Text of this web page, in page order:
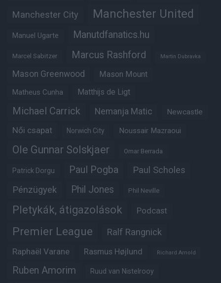
Manchester City Manchester United
Manuel Ugarte Manutdfanatics.hu
Marcel Sabitzer Marcus Rashford Martin Dubravka
Mason Greenwood Mason Mount
Matheus Cunha Matthijs de Ligt
Michael Carrick Nemanja Matic Newcastle
Női csapat Norwich City Noussair Mazraoui
Ole Gunnar Solskjaer Omar Berrada
Patrick Dorgu Paul Pogba Paul Scholes
Pénzügyek Phil Jones Phil Neville
Pletykák, átigazolások Podcast
Premier League Ralf Rangnick
Raphaël Varane Rasmus Højlund Richard Arnold
Ruben Amorim Ruud van Nistelrooy